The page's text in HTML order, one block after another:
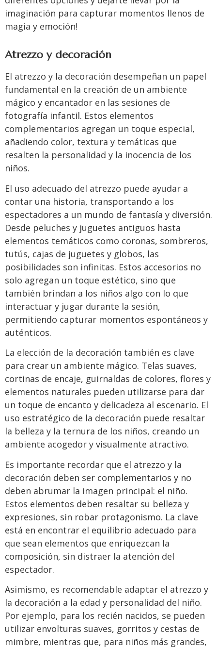
imaginación para capturar momentos llenos de
magia y emoción!
Atrezzo y decoración
El atrezzo y la decoración desempeñan un papel
fundamental en la creación de un ambiente
mágico y encantador en las sesiones de
fotografía infantil. Estos elementos
complementarios agregan un toque especial,
añadiendo color, textura y temáticas que
resalten la personalidad y la inocencia de los
niños.
El uso adecuado del atrezzo puede ayudar a
contar una historia, transportando a los
espectadores a un mundo de fantasía y diversión.
Desde peluches y juguetes antiguos hasta
elementos temáticos como coronas, sombreros,
tutús, cajas de juguetes y globos, las
posibilidades son infinitas. Estos accesorios no
solo agregan un toque estético, sino que
también brindan a los niños algo con lo que
interactuar y jugar durante la sesión,
permitiendo capturar momentos espontáneos y
auténticos.
La elección de la decoración también es clave
para crear un ambiente mágico. Telas suaves,
cortinas de encaje, guirnaldas de colores, flores y
elementos naturales pueden utilizarse para dar
un toque de encanto y delicadeza al escenario. El
uso estratégico de la decoración puede resaltar
la belleza y la ternura de los niños, creando un
ambiente acogedor y visualmente atractivo.
Es importante recordar que el atrezzo y la
decoración deben ser complementarios y no
deben abrumar la imagen principal: el niño.
Estos elementos deben resaltar su belleza y
expresiones, sin robar protagonismo. La clave
está en encontrar el equilibrio adecuado para
que sean elementos que enriquezcan la
composición, sin distraer la atención del
espectador.
Asimismo, es recomendable adaptar el atrezzo y
la decoración a la edad y personalidad del niño.
Por ejemplo, para los recién nacidos, se pueden
utilizar envolturas suaves, gorritos y cestas de
mimbre, mientras que, para niños más grandes,